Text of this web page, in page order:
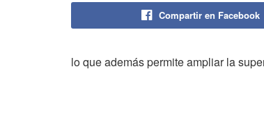
Compartir en Facebook
lo que además permite ampliar la